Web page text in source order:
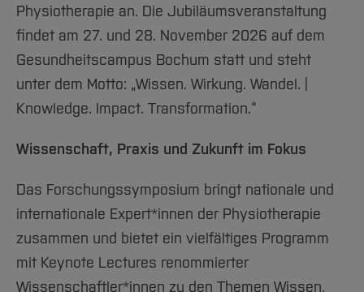
Service
Physiotherapie an. Die Jubiläumsveranstaltung
findet am 27. und 28. November 2026 auf dem
Gesundheitscampus Bochum statt und steht
unter dem Motto: „Wissen. Wirkung. Wandel. |
Knowledge. Impact. Transformation.“
Wissenschaft, Praxis und Zukunft im Fokus
Das Forschungssymposium bringt nationale und
internationale Expert*innen der Physiotherapie
zusammen und bietet ein vielfältiges Programm
mit Keynote Lectures renommierter
Wissenschaftler*innen zu den Themen Wissen,